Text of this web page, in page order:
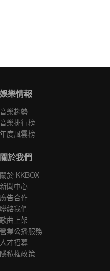
娛樂情報
音樂趨勢
音樂排行榜
年度風雲榜
關於我們
關於 KKBOX
新聞中心
廣告合作
聯絡我們
歌曲上架
營業公播服務
人才招募
隱私權政策